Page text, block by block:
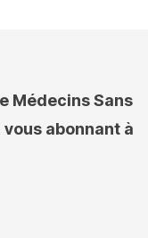
Médecins Sans
abonnant à